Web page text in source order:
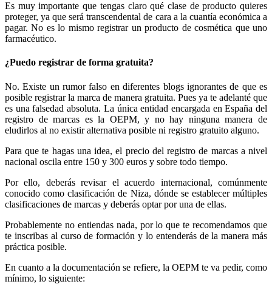
Es muy importante que tengas claro qué clase de producto quieres
proteger, ya que será transcendental de cara a la cuantía económica a
pagar. No es lo mismo registrar un producto de cosmética que uno
farmacéutico.
¿Puedo registrar de forma gratuita?
No. Existe un rumor falso en diferentes blogs ignorantes de que es
posible registrar la marca de manera gratuita. Pues ya te adelanté que
es una falsedad absoluta. La única entidad encargada en España del
registro de marcas es la OEPM, y no hay ninguna manera de
eludirlos al no existir alternativa posible ni registro gratuito alguno.
Para que te hagas una idea, el precio del registro de marcas a nivel
nacional oscila entre 150 y 300 euros y sobre todo tiempo.
Por ello, deberás revisar el acuerdo internacional, comúnmente
conocido como clasificación de Niza, dónde se establecer múltiples
clasificaciones de marcas y deberás optar por una de ellas.
Probablemente no entiendas nada, por lo que te recomendamos que
te inscribas al curso de formación y lo entenderás de la manera más
práctica posible.
En cuanto a la documentación se refiere, la OEPM te va pedir, como
mínimo, lo siguiente: